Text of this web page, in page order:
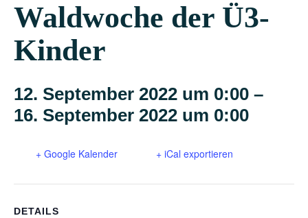
Waldwoche der Ü3-
Kinder
12. September 2022 um 0:00 –
16. September 2022 um 0:00
+ Google Kalender + iCal exportieren
DETAILS